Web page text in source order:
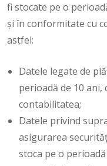
fi stocate pe o
şi în conformitate cu
astfel:
Datele legate de
perioadă de 10
contabilitatea;
Datele privind
asigurarea
stoca pe o